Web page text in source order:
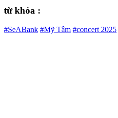
từ khóa :
#SeABank #Mỹ Tâm #concert 2025